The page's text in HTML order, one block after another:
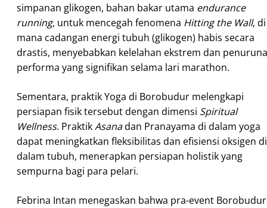
simpanan glikogen, bahan bakar utama endurance
running, untuk mencegah fenomena Hitting the Wall, di
mana cadangan energi tubuh (glikogen) habis secara
drastis, menyebabkan kelelahan ekstrem dan
performa yang signifikan selama lari marathon.
Sementara, praktik Yoga di Borobudur melengkapi
persiapan fisik tersebut dengan dimensi Spiritual
Wellness. PraktikAsanadan Pranayama di dalam yoga
dapat meningkatkan fleksibilitas dan efisiensi oksigen di
dalam tubuh, menerapkan persiapan holistik yang
sempurna bagi para pelari.
Febrina Intan menegaskan bahwa pra-event Borobudur